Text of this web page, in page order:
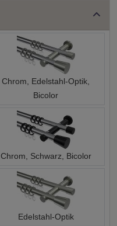
Chrom, Edelstahl-Optik,
Bicolor
Chrom, Schwarz, Bicolor
Edelstahl-Optik